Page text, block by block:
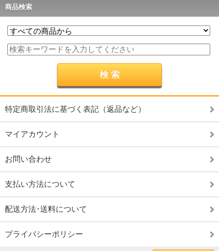
商品検索
特定商取引法に基づく表記（返品など）
マイアカウント
お問い合わせ
支払い方法について
配送方法･送料について
プライバシーポリシー